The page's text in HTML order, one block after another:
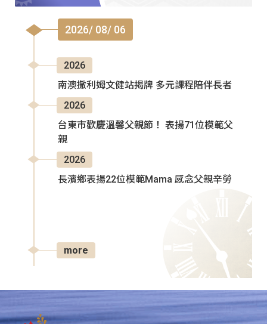
2026/ 08/ 06
2026
南澳撒利姆文健站揭牌 多元課程陪伴長者
2026
台東市歡慶溫馨父親節！ 表揚71位模範父
親
2026
長濱鄉表揚22位模範Mama 感念父親辛勞
more